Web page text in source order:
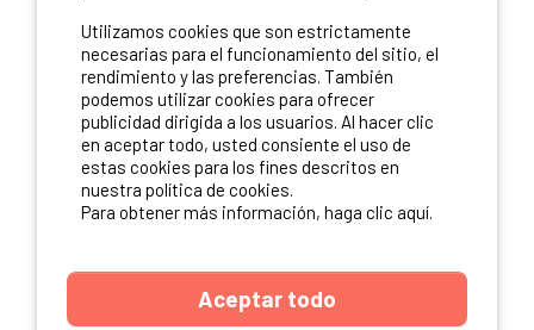
Utilizamos cookies que son estrictamente
necesarias para el funcionamiento del sitio, el
rendimiento y las preferencias. También
podemos utilizar cookies para ofrecer
publicidad dirigida a los usuarios. Al hacer clic
en aceptar todo, usted consiente el uso de
estas cookies para los fines descritos en
nuestra política de cookies.
Para obtener más información, haga clic aquí.
Aceptar todo